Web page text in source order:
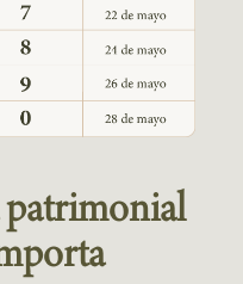
patrimonial